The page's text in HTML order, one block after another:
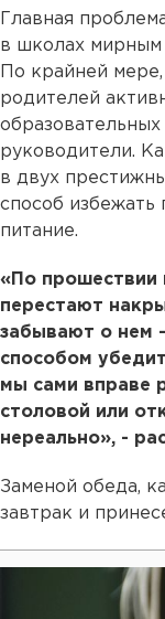
Главная
в школах мирным
По крайней
родителей
руководители.
в двух
способ избежать
питание.
«По прошествии
перестают
забывают о нем
способом
мы сами вправе
столовой или
нереально», -
Заменой обеда,
завтрак и